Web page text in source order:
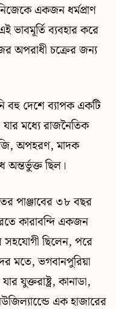
একজন ধর্মপ্রাণ
ভাবমূর্তি ব্যবহার করে
অপরাধী চক্রের জন্য
বহু দেশে ব্যাপক একটি
মধ্যে রাজনৈতিক
অপহরণ, মাদক
অন্তর্ভুক্ত ছিল।
পাঞ্জাবের ৩৮ বছর
কারাবন্দি একজন
সহযোগী ছিলেন, পরে
মতে, ভগবানপুরিয়া
যুক্তরাষ্ট্র, কানাডা,
এক হাজারের